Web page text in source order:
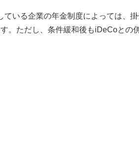
ている企業の年金制度によっては、
。ただし、条件緩和後もiDeCoとの